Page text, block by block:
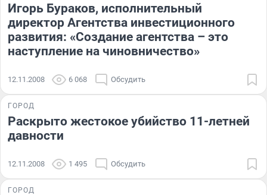
Игорь Бураков, исполнительный
директор Агентства инвестиционного
развития: «Создание агентства – это
наступление на чиновничество»
12.11.2008 6 068 Обсудить
ГОРОД
Раскрыто жестокое убийство 11-летней
давности
12.11.2008 1 495 Обсудить
ГОРОД